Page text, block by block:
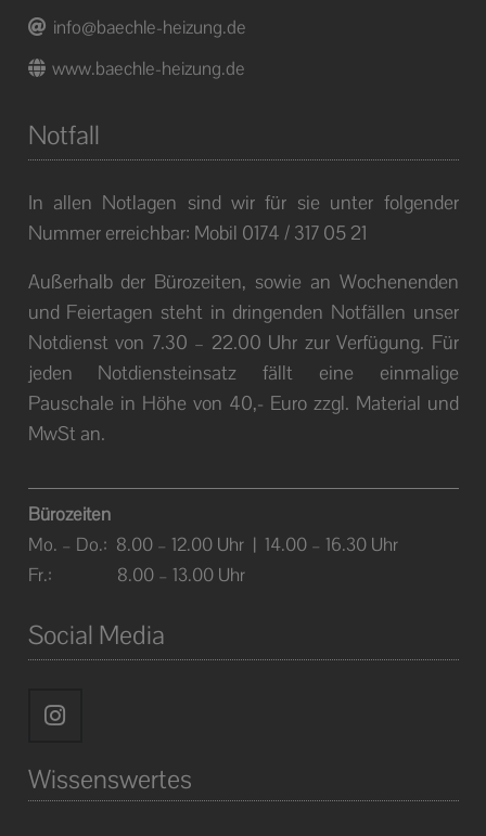
info@baechle-heizung.de
www.baechle-heizung.de
Notfall
In allen Notlagen sind wir für sie unter folgender
Nummer erreichbar: Mobil 0174 / 317 05 21
Außerhalb der Bürozeiten, sowie an Wochenenden
und Feiertagen steht in dringenden Notfällen unser
Notdienst von 7.30 – 22.00 Uhr zur Verfügung. Für
jeden Notdiensteinsatz fällt eine einmalige
Pauschale in Höhe von 40,- Euro zzgl. Material und
MwStan.
Bürozeiten
Mo. – Do.: 8.00 – 12.00 Uhr | 14.00 – 16.30 Uhr
Fr.: 8.00 – 13.00 Uhr
Social Media
Wissenswertes